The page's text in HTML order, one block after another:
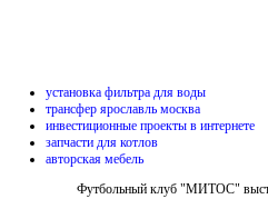
установка фильтра для воды
трансфер ярославль москва
инвестиционные проекты в интернете
запчасти для котлов
авторская мебель
Футбольный клуб "МИТОС"